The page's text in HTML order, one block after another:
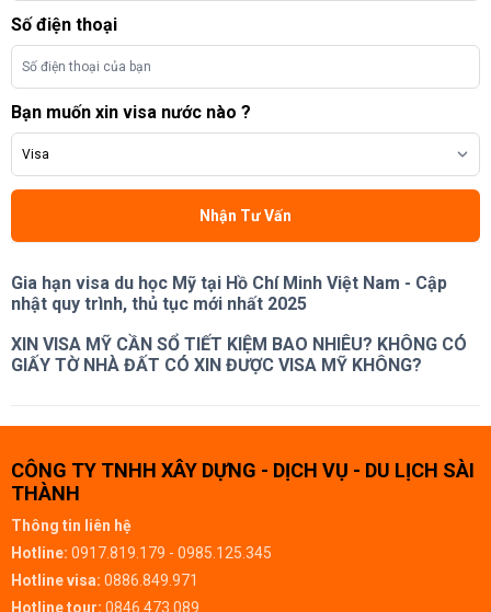
Số điện thoại
Bạn muốn xin visa nước nào ?
Nhận Tư Vấn
Gia hạn visa du học Mỹ tại Hồ Chí Minh Việt Nam - Cập
nhật quy trình, thủ tục mới nhất 2025
XIN VISA MỸ CẦN SỔ TIẾT KIỆM BAO NHIÊU? KHÔNG CÓ
GIẤY TỜ NHÀ ĐẤT CÓ XIN ĐƯỢC VISA MỸ KHÔNG?
CÔNG TY TNHH XÂY DỰNG - DỊCH VỤ - DU LỊCH SÀI
THÀNH
Thông tin liên hệ
Hotline: 0917.819.179 - 0985.125.345
Hotline visa: 0886.849.971
Hotline tour: 0846.473.089